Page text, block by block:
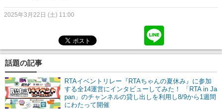
生放送
マンガ
ニコニコQ
2025年3月22日 (土) 11:00
話題の記事
RTAイベントリレー『RTAちゃんの夏休み』に参加
する全14運営にインタビューしてみた！ 「RTA in Ja
pan」のチャンネルの貸し出しを利用し8/9から1週間
にわたって開催